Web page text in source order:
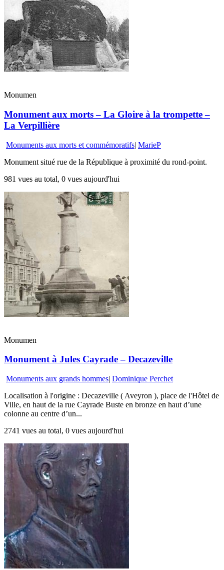
Monumen
Monument aux morts – La Gloire à la trompette –
La Verpillière
Monuments aux morts et commémoratifs| MarieP
Monument situé rue de la République à proximité du rond-point.
981 vues au total, 0 vues aujourd'hui
Monumen
Monument à Jules Cayrade – Decazeville
Monuments aux grands hommes| Dominique Perchet
Localisation à l'origine : Decazeville ( Aveyron ), place de l'Hôtel de
Ville, en haut de la rue Cayrade Buste en bronze en haut d’une
colonne au centre d’un...
2741 vues au total, 0 vues aujourd'hui